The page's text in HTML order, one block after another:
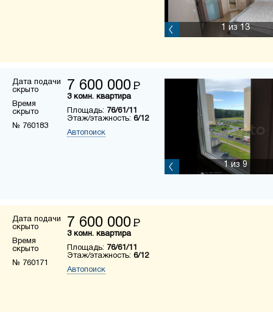
1 из 13
Дата подачи
скрыто
Время
скрыто
№ 760183
7 600 000 Р
3 комн. квартира
Площадь: 76/61/11
Этаж/этажность: 6/12
Автопоиск
1из 9
Дата подачи
скрыто
Время
скрыто
№ 760171
7 600 000 Р
3 комн. квартира
Площадь: 76/61/11
Этаж/этажность: 6/12
Автопоиск